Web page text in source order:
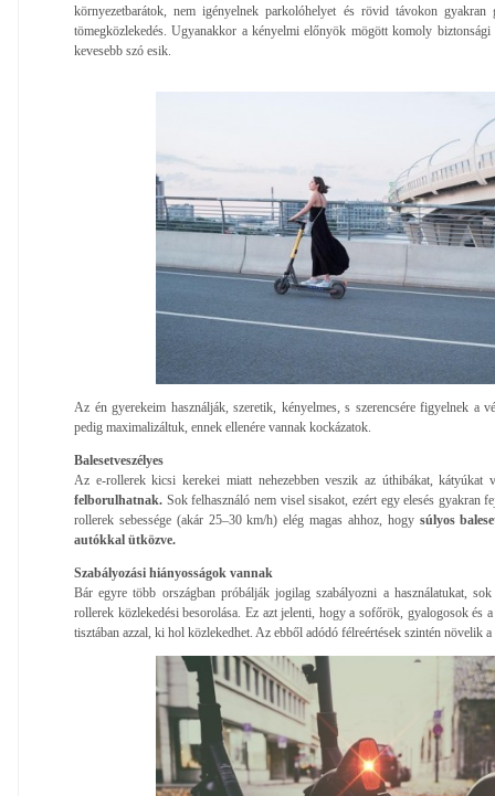
környezetbarátok, nem igényelnek parkolóhelyet és rövid távokon
tömegközlekedés. Ugyanakkor a kényelmi előnyök mögött komoly
kevesebb szó esik.
Az én gyerekeim használják, szeretik, kényelmes, s szerencsére figyelnek a
pedig maximalizáltuk, ennek ellenére vannak kockázatok.
Balesetveszélyes
Az e-rollerek kicsi kerekei miatt nehezebben veszik az úthibákat,
felborulhatnak. Sok felhasználó nem visel sisakot, ezért egy elesés gyakran
rollerek sebessége (akár 25–30 km/h) elég magas ahhoz, hogysúlyos
autókkal ütközve.
Szabályozási hiányosságok vannak
Bár egyre több országban próbálják jogilag szabályozni a használatukat,
rollerek közlekedési besorolása. Ez azt jelenti, hogy a sofőrök, gyalogosok és
tisztában azzal, ki hol közlekedhet. Az ebből adódó félreértések szintén növelik a